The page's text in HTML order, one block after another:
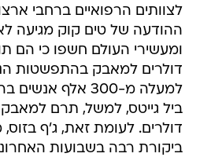
לצוותים הרפואיים ברחבי
ההודעה של טים קוק מגיעה
ומעשירי העולם חשפו כי הם
דולרים למאבק בהתפשטות
למעלה מ-300 אלף אנשים ברחבי העולם.
דולרים. לעומת זאת, ג'ף
ביקורת רבה בשבועות